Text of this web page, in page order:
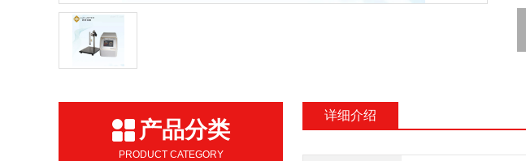
产品分类
PRODUCT CATEGORY
详细介绍